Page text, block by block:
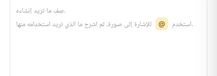
صِف ما تريد إنشاءه.
استخدم
@ للإشارة إلى صورة، ثم اشرح ما الذي تريد استخدامه منها.